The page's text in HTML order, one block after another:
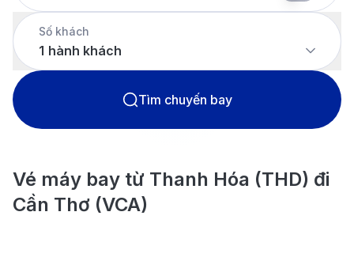
Số khách
1 hành khách
Tìm chuyến bay
Vé máy bay từ Thanh Hóa (THD) đi
Cần Thơ (VCA)